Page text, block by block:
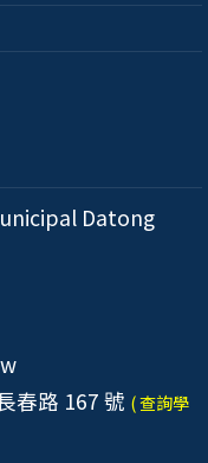
Datong
春路 167 號 ( 查詢學